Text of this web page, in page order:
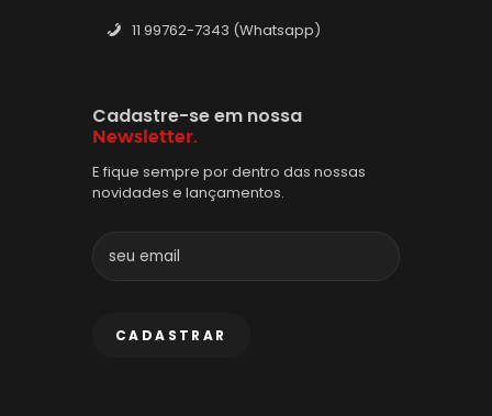
11 99762-7343 (Whatsapp)
Cadastre-se em nossa
Newsletter.
E fique sempre por dentro das nossas
novidades e lançamentos.